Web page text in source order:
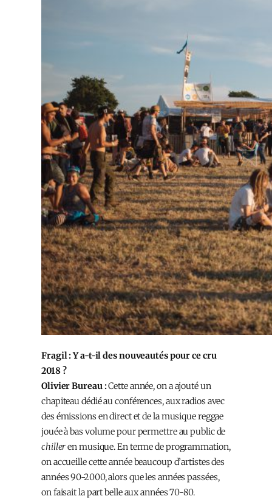
Fragil : Y a-t-il des nouveautés pour ce cru
2018 ?
Olivier Bureau :Cette année, on a ajouté un
chapiteau dédié au conférences, aux radios avec
des émissions en direct et de la musique reggae
jouée à bas volume pour permettre au public de
chilleren musique. En terme de programmation,
on accueille cette année beaucoup d’artistes des
années 90-2000, alors que les années passées,
on faisait la part belle aux années 70-80.